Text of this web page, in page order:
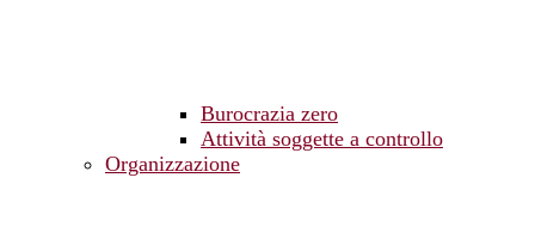
Burocrazia zero
Attività soggette a controllo
Organizzazione